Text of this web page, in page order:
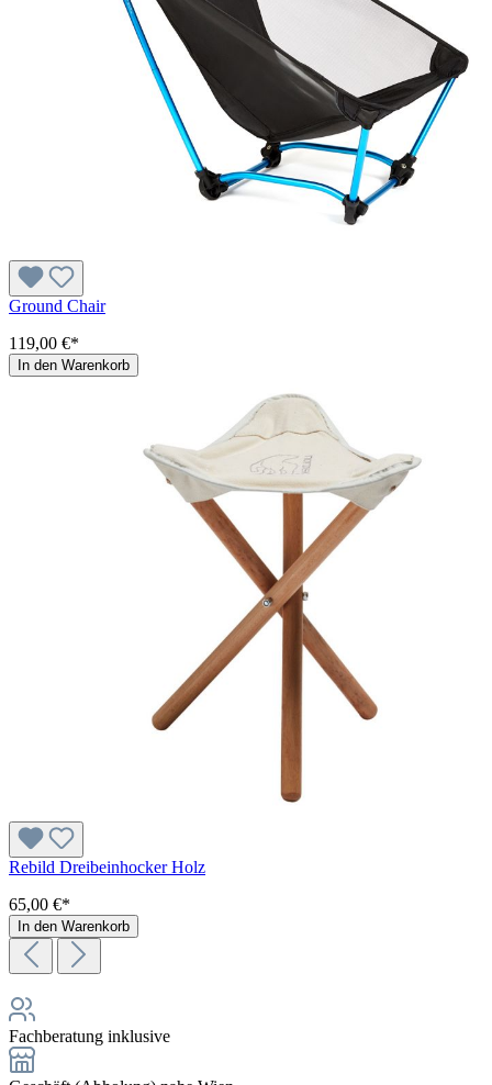
Ground Chair
119,00 €*
In den Warenkorb
Rebild Dreibeinhocker Holz
65,00 €*
In den Warenkorb
Fachberatung inklusive